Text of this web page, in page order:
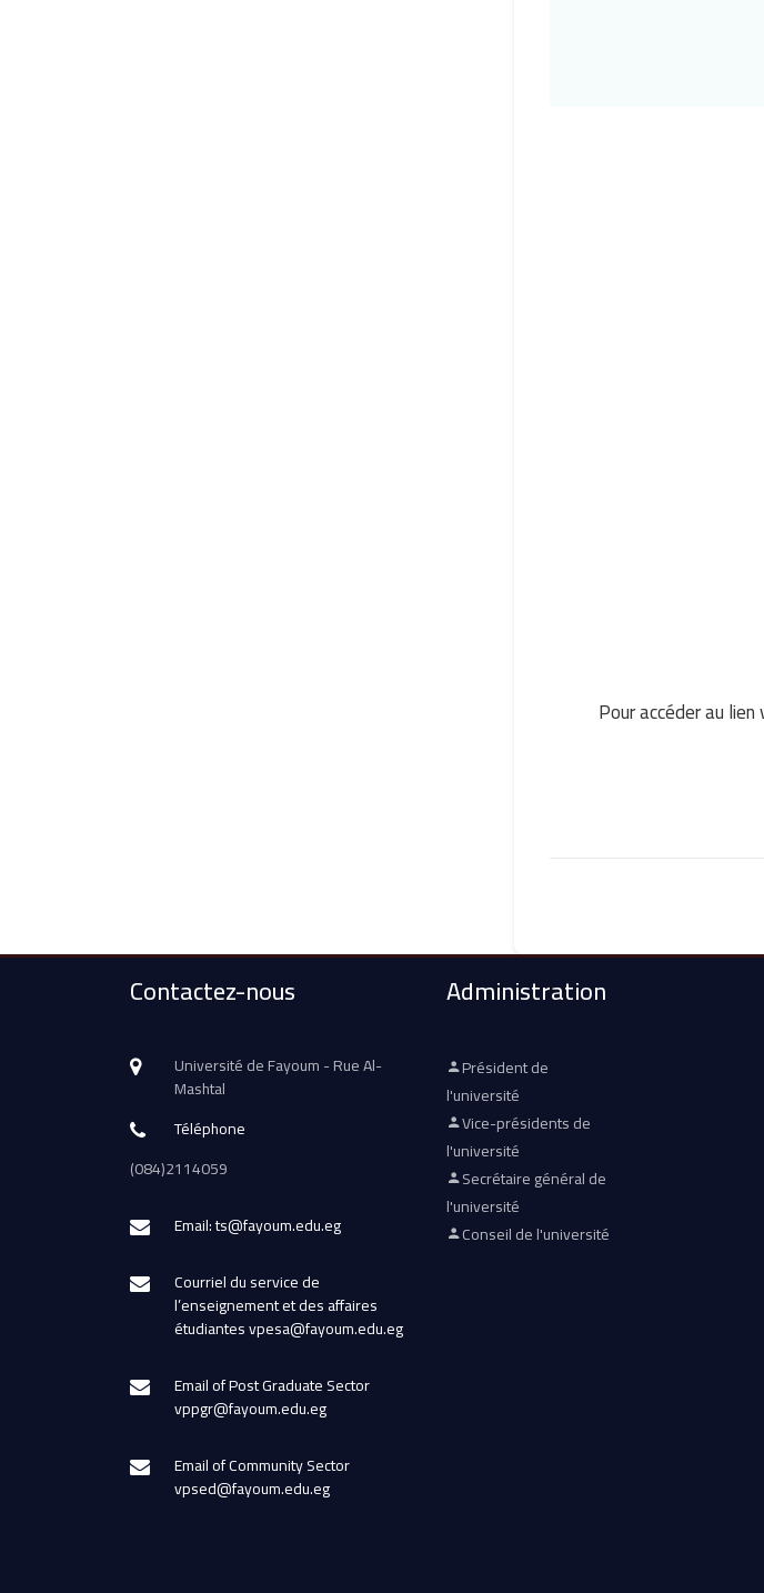
Pour accéder au
Contactez-nous
Université de Fayoum - Rue Al-
Mashtal
Téléphone
(084)2114059
Email: ts@fayoum.edu.eg
Courriel du service de
l’enseignement et des affaires
étudiantes vpesa@fayoum.edu.eg
Email of Post Graduate Sector
vppgr@fayoum.edu.eg
Email of Community Sector
vpsed@fayoum.edu.eg
Administration
Président de
l'université
Vice-présidents de
l'université
Secrétaire général de
l'université
Conseil de l'université